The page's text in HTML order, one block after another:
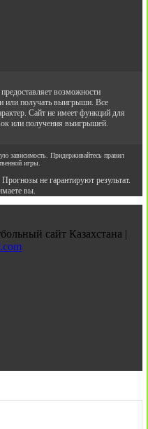
возможности
или получать выигрыши. Все
Сайт не имеет функций для
или получения выигрышей.
зависимость. Придерживайтесь правил
игры.
не гарантируют результат.
вы.
сайт Казахстана |